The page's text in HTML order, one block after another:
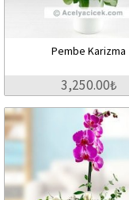
Pembe Karizma
3,250.00₺